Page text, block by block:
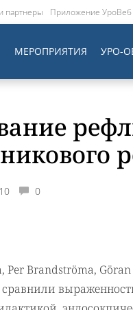
партнеры Приложение УроВеб
МЕРОПРИЯТИЯ УРО-
0
Per Brandströma,